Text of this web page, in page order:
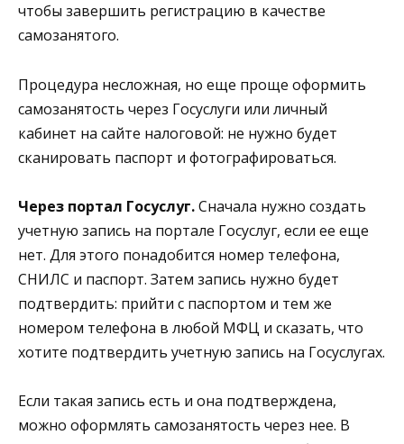
чтобы завершить регистрацию в качестве
самозанятого.
Процедура несложная, но еще проще оформить
самозанятость через Госуслуги или личный
кабинет на сайте налоговой: не нужно будет
сканировать паспорт и фотографироваться.
Через портал Госуслуг.Сначала нужно создать
учетную запись на портале Госуслуг, если ее еще
нет. Для этого понадобится номер телефона,
СНИЛС и паспорт. Затем запись нужно будет
подтвердить: прийти с паспортом и тем же
номером телефона в любой МФЦ и сказать, что
хотите подтвердить учетную запись на Госуслугах.
Если такая запись есть и она подтверждена,
можно оформлять самозанятость через нее. В